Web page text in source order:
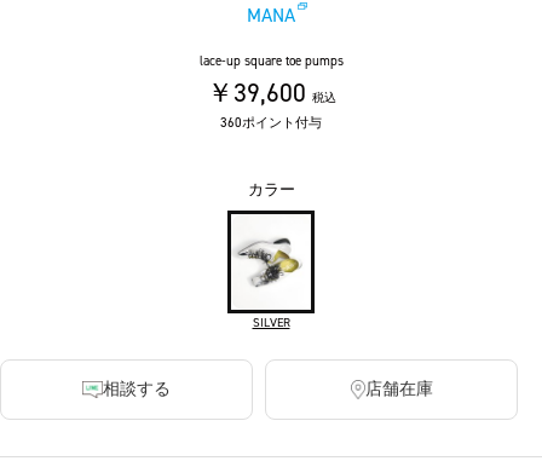
MANA
lace-up square toe pumps
￥39,600 税込
360ポイント付与
カラー
SILVER
相談する 店舗在庫